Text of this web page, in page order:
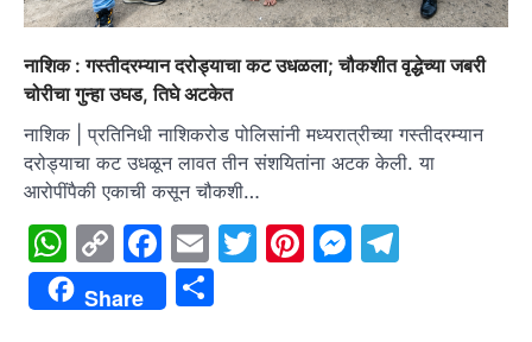
नाशिक : गस्तीदरम्यान दरोड्याचा कट उधळला; चौकशीत वृद्धेच्या जबरी
चोरीचा गुन्हा उघड, तिघे अटकेत
नाशिक | प्रतिनिधी नाशिकरोड पोलिसांनी मध्यरात्रीच्या गस्तीदरम्यान
दरोड्याचा कट उधळून लावत तीन संशयितांना अटक केली. या
आरोपींपैकी एकाची कसून चौकशी…
WhatsApp
Copy
Link
Facebook
EmailTwitter
Pinterest
Share